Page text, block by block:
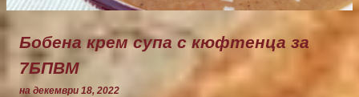
Бобена крем супа с кюфтенца за
7БПВМ
на декември 18, 2022